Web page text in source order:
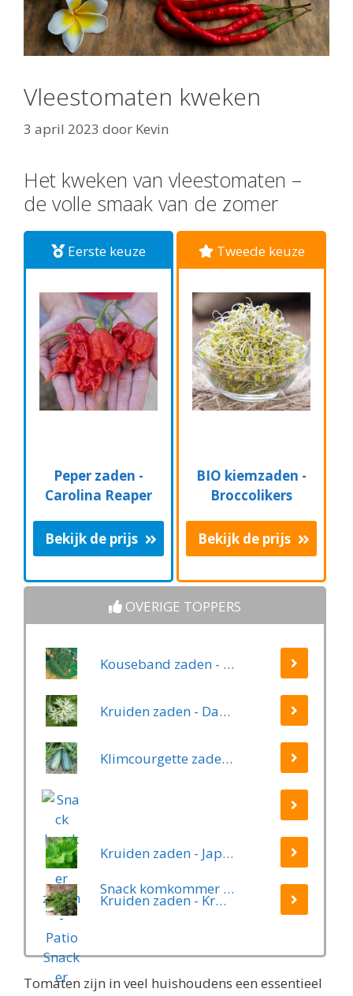
Vleestomaten kweken
3 april 2023 door Kevin
Het kweken van vleestomaten –
de volle smaak van de zomer
Eerste keuze
Peper zaden -
Carolina Reaper
Bekijk de prijs
Tweede keuze
BIO kiemzaden -
Broccolikers
Bekijk de prijs
OVERIGE TOPPERS
Kouseband zaden - Yard Long
Kruiden zaden - Daslook
Klimcourgette zaden - Long Green Trailing
Snack komkommer zaden - Patio Snacker
Kruiden zaden - Japanse Basilicum groen (Shiso, Perilla)
Kruiden zaden - Kruiptijm
Tomaten zijn in veel huishoudens een essentieel